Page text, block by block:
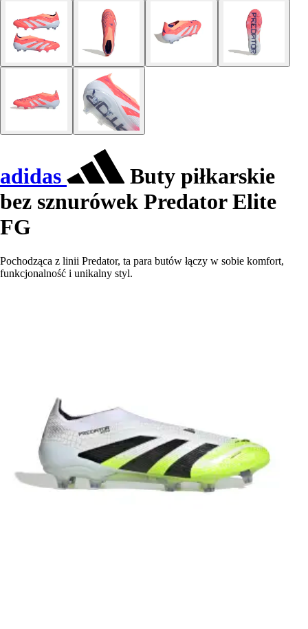
adidas
Buty piłkarskie
bez sznurówek Predator Elite
FG
Pochodząca z linii Predator, ta para butów łączy w sobie komfort,
funkcjonalność i unikalny styl.